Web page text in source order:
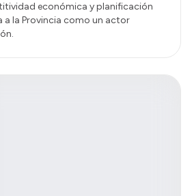
económica y planificación
la Provincia como un actor